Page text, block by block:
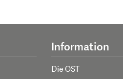
Information
Die OST